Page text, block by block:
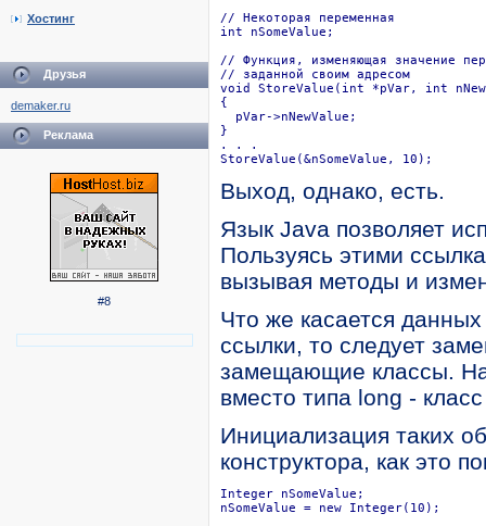
Хостинг
Друзья
demaker.ru
Реклама
#8
// Некоторая переменная
int nSomeValue;
// Функция, изменяющая значение
// заданной своим адресом
void StoreValue(int *pVar, int
{
  pVar->nNewValue;
}
. . .
StoreValue(&nSomeValue, 10);
Выход, однако, есть.
Язык Java позволяет
Пользуясь этими
вызывая методы и
Что же касается
ссылки, то следует
замещающие классы.
вместо типа long -
Инициализация таких
конструктора, как это
Integer nSomeValue;
nSomeValue = new Integer(10);